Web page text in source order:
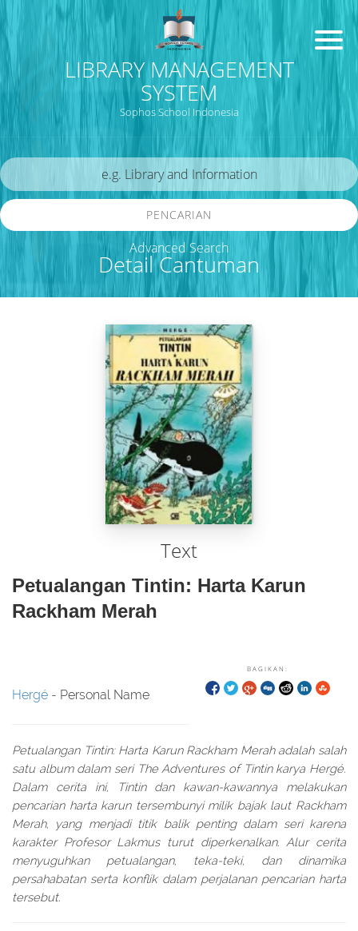
LIBRARY MANAGEMENT
SYSTEM
Sophos School Indonesia
Detail Cantuman
PENCARIAN
Advanced Search
Text
Petualangan Tintin: Harta Karun
Rackham Merah
BAGIKAN:
Hergé - Personal Name
Petualangan Tintin: Harta Karun Rackham Merah adalah salah
satu album dalam seri The Adventures of Tintin karya Hergé.
Dalam cerita ini, Tintin dan kawan-kawannya melakukan
pencarian harta karun tersembunyi milik bajak laut Rackham
Merah, yang menjadi titik balik penting dalam seri karena
karakter Profesor Lakmus turut diperkenalkan. Alur cerita
menyuguhkan petualangan, teka-teki, dan dinamika
persahabatan serta konflik dalam perjalanan pencarian harta
tersebut.